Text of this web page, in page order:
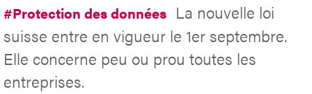
#Protection des données La nouvelle loi
suisse entre en vigueur le 1er septembre.
Elle concerne peu ou prou toutes les
entreprises.